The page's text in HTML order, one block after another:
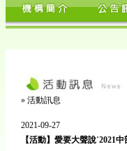
» 活動訊息
2021-09-27
【活動】愛要大聲說˙2021